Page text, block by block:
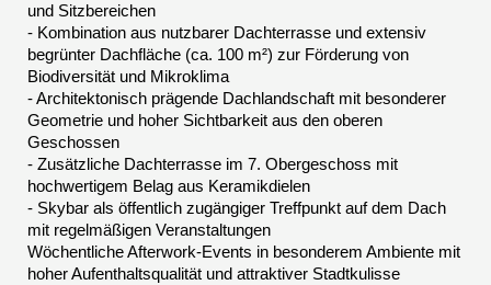
und Sitzbereichen
- Kombination aus nutzbarer Dachterrasse und extensiv
begrünter Dachfläche (ca. 100 m²) zur Förderung von
Biodiversität und Mikroklima
- Architektonisch prägende Dachlandschaft mit besonderer
Geometrie und hoher Sichtbarkeit aus den oberen
Geschossen
- Zusätzliche Dachterrasse im 7. Obergeschoss mit
hochwertigem Belag aus Keramikdielen
- Skybar als öffentlich zugängiger Treffpunkt auf dem Dach
mit regelmäßigen Veranstaltungen
Wöchentliche Afterwork-Events in besonderem Ambiente mit
hoher Aufenthaltsqualität und attraktiver Stadtkulisse